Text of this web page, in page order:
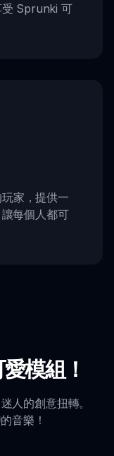
受 Sprunki 可
家，提供一
每個人都可
模組！
人的創意扭轉。
音樂！